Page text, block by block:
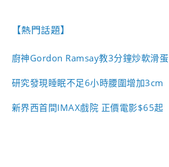
【熱門話題】
廚神Gordon Ramsay教3分鐘炒軟滑蛋
研究發現睡眠不足6小時腰圍增加3cm
新界西首間IMAX戲院 正價電影$65起